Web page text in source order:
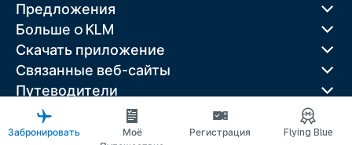
Предложения
Больше o KLM
Скачать приложение
Связанные веб-сайты
Путеводители
Лучшие направления
Популярные страны
Забронировать
Моё
Регистрация Flying Blue